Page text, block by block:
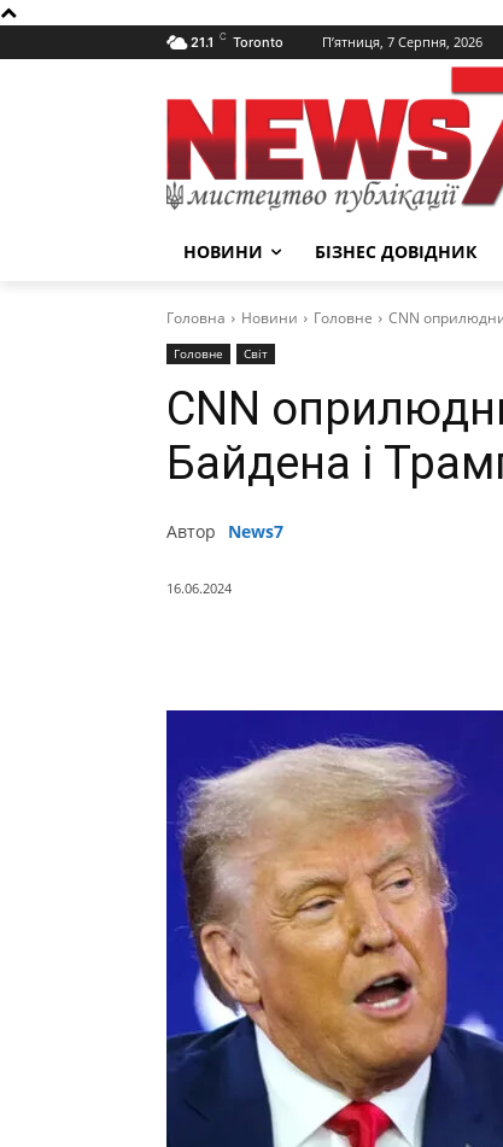
21.1 C Toronto П’ятниця, 7 Серпня, 2026
НОВИНИ БІЗНЕС ДОВІДНИК
Головна Новини Головне CNN
Головне Світ
CNN
Байдена і
Автор News7
16.06.2024